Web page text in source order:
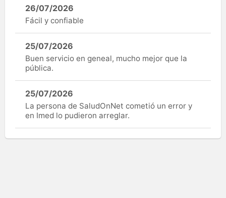
26/07/2026
Fácil y confiable
25/07/2026
Buen servicio en geneal, mucho mejor que la
pública.
25/07/2026
La persona de SaludOnNet cometió un error y
en Imed lo pudieron arreglar.